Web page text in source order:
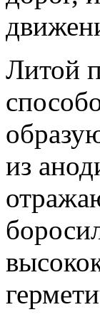
Литой
из